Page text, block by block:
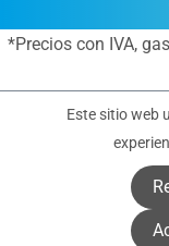
*Precios con IVA,
Este sitio web